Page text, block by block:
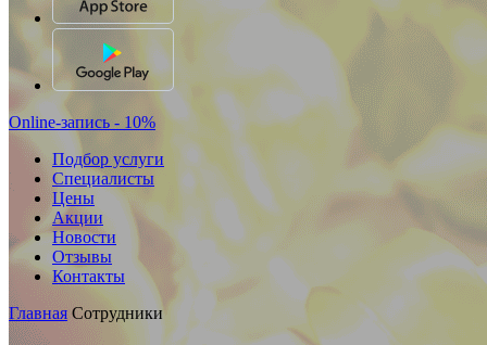
Online-запись - 10%
Подбор услуги
Специалисты
Цены
Акции
Новости
Отзывы
Контакты
Главная Сотрудники